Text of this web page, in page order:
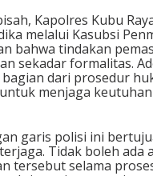
Kapolres Kubu
melalui Kasubsi
bahwa tindakan
sekadar formalitas.
dari prosedur
menjaga
garis polisi ini
Tidak boleh ada
tersebut selama